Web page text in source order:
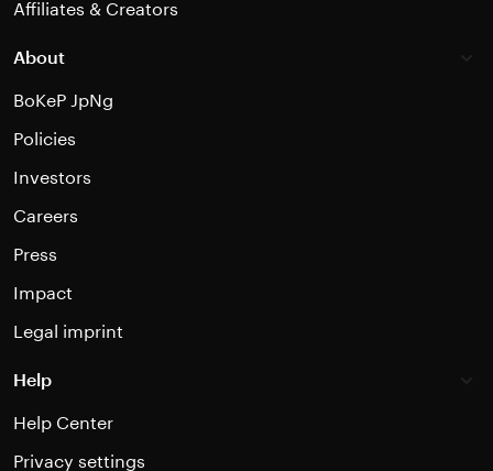
Affiliates & Creators
About
BoKeP JpNg
Policies
Investors
Careers
Press
Impact
Legal imprint
Help
Help Center
Privacy settings